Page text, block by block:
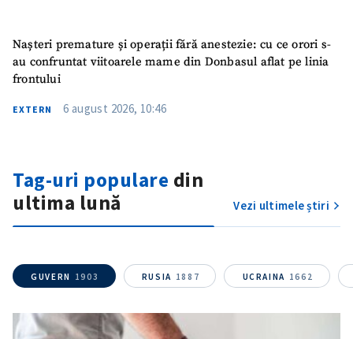
Nașteri premature și operații fără anestezie: cu ce orori s-
au confruntat viitoarele mame din Donbasul aflat pe linia
frontului
EXTERN 6 august 2026, 10:46
Tag-uri populare din
ultima lună
Vezi ultimele știri
GUVERN 1903 RUSIA 1887 UCRAINA 1662
Telefon
+ Telefon personal
confidențialitate.